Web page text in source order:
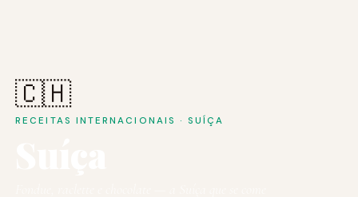
🇨🇭
RECEITAS INTERNACIONAIS · SUÍÇA